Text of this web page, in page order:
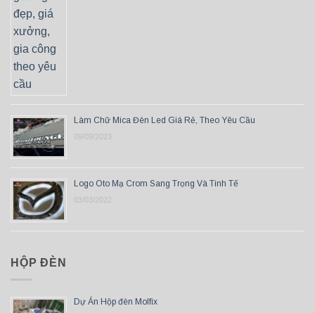
Làm Chữ Mica Đèn Led Giá Rẻ, Theo Yêu Cầu
09/09/2023
Logo Oto Mạ Crom Sang Trọng Và Tinh Tế
03/03/2022
HỘP ĐÈN
Dự Án Hộp đèn Molfix